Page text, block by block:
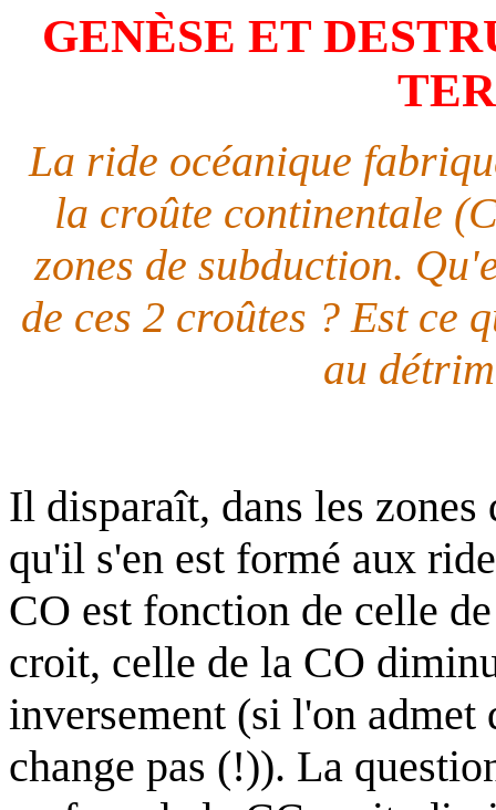
GENÈSE ET
La ride océanique
la croûte continentale
zones de subduction.
de ces 2 croûtes ? Est ce
au
Il disparaît, dans les
qu'il s'en est formé aux
CO est fonction de celle
croit, celle de la CO
inversement (si l'on admet
change pas (!)). La